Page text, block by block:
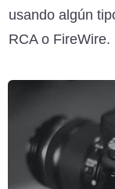
usando algún
RCA o FireWire.